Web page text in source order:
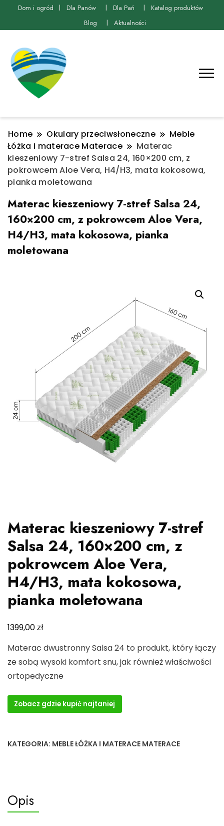
Dom i ogród Dla Panów Dla Pań
Katalog produktów
Blog
Aktualności
Home Okulary przeciwsłoneczne
Meble
Łóżka i materace Materace
Materac
kieszeniowy 7-stref Salsa 24, 160×200 cm, z
pokrowcem Aloe Vera, H4/H3, mata kokosowa,
pianka moletowana
Materac kieszeniowy 7-stref Salsa 24,
160×200 cm, z pokrowcem Aloe Vera,
H4/H3, mata kokosowa, pianka
moletowana
Materac kieszeniowy 7-stref
Salsa 24, 160×200 cm, z
pokrowcem Aloe Vera,
H4/H3, mata kokosowa,
pianka moletowana
1399,00zł
Materac dwustronny Salsa 24 to produkt, który łączy
ze sobą wysoki komfort snu, jak również właściwości
ortopedyczne
Zobacz gdzie kupić najtaniej
KATEGORIA: MEBLE ŁÓŻKA I MATERACE MATERACE
Opis